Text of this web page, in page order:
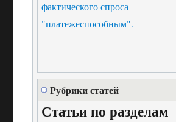
фактического спроса
"платежеспособным".
Рубрики статей
Статьи по разделам